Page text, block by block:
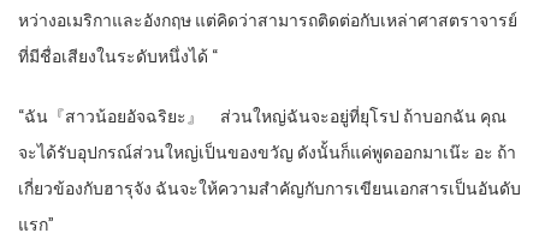
หว่างอเมริกาและอังกฤษ แต่คิดว่าสามารถติดต่อกับเหล่าศาสตราจารย์
ที่มีชื่อเสียงในระดับหนึ่งได้ “
“ฉัน『สาวน้อยอัจฉริยะ』 ส่วนใหญ่ฉันจะอยู่ที่ยุโรป ถ้าบอกฉัน คุณ
จะได้รับอุปกรณ์ส่วนใหญ่เป็นของขวัญ ดังนั้นก็แค่พูดออกมาเน๊ะ อะ ถ้า
เกี่ยวข้องกับฮารุจัง ฉันจะให้ความสำคัญกับการเขียนเอกสารเป็นอันดับ
แรก”